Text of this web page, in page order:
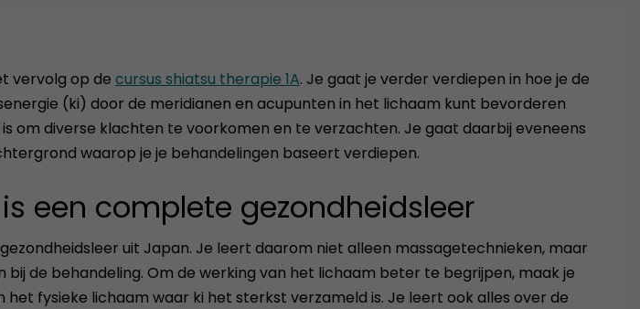
vervolg op de cursus shiatsu therapie 1A. Je gaat je verder verdiepen in hoe je de
(ki) door de meridianen en acupunten in het lichaam kunt bevorderen
om diverse klachten te voorkomen en te verzachten. Je gaat daarbij eveneens
waarop je je behandelingen baseert verdiepen.
een complete gezondheidsleer
uit Japan. Je leert daarom niet alleen massagetechnieken, maar
bij de behandeling. Om de werking van het lichaam beter te begrijpen, maak je
fysieke lichaam waar ki het sterkst verzameld is. Je leert ook alles over de